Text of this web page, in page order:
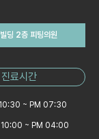
딩 2층 피팅의원
진료시간
~ PM 07:30
10:00 ~ PM 04:00